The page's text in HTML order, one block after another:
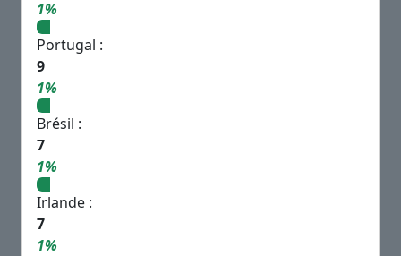
1%
Portugal :
9
1%
Brésil :
7
1%
Irlande :
7
1%